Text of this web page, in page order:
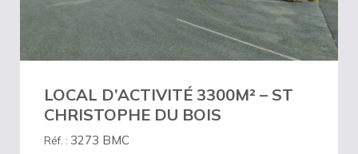
LOCAL D’ACTIVITÉ 3300M² – ST
CHRISTOPHE DU BOIS
Réf. : 3273 BMC